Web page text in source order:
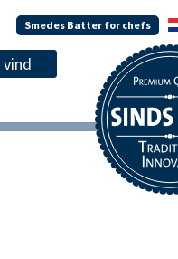
Smedes Batter for chefs